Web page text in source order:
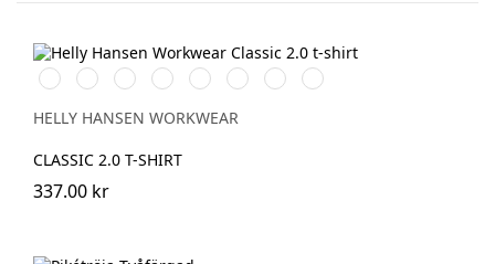
990
BLACK
590
NAVY
900
WHITE
930
GREY
MELANGE
970
DARK
GREY
558
STONE
BLUE
220
ALERT
910
GREY
HELLY HANSEN WORKWEAR
CLASSIC 2.0 T-SHIRT
337.00 kr